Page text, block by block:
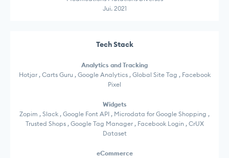
Jui. 2021
Tech Stack
Analytics and Tracking
Hotjar , Carts Guru , Google Analytics , Global Site Tag , Facebook
Pixel
Widgets
Zopim , Slack , Google Font API , Microdata for Google Shopping ,
Trusted Shops , Google Tag Manager , Facebook Login , CrUX
Dataset
eCommerce